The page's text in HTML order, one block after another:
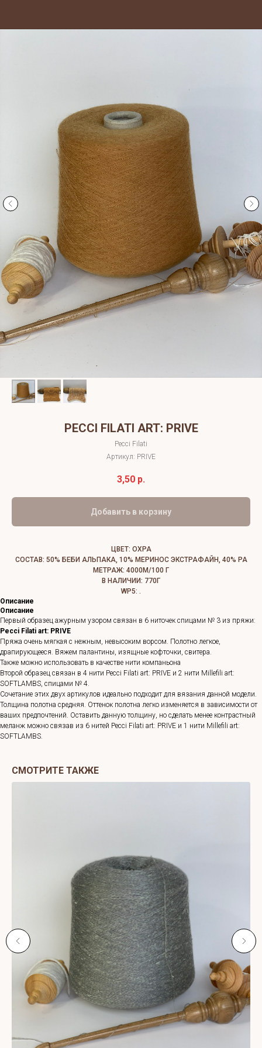
PECCI FILATI ART: PRIVE
Pecci Filati
Артикул: PRIVE
3,50 р.
Добавить в корзину
ЦВЕТ: ОХРА
СОСТАВ: 50% БЕБИ АЛЬПАКА, 10% МЕРИНОС ЭКСТРАФАЙН, 40% РА
МЕТРАЖ: 4000М/100 Г
В НАЛИЧИИ: 770Г
WP5: .
Описание
Описание
Первый образец ажурным узором связан в 6 ниточек спицами № 3 из пряжи:
Pecci Filati art: PRIVE
Пряжа очень мягкая с нежным, невысоким ворсом. Полотно легкое,
драпирующееся. Вяжем палантины, изящные кофточки, свитера.
Также можно использовать в качестве нити компаньона
Второй образец связан в 4 нити Pecci Filati art: PRIVE и 2 нити Millefili art:
SOFTLAMBS, спицами № 4.
Сочетание этих двух артикулов идеально подходит для вязания данной модели.
Толщина полотна средняя. Оттенок полотна легко изменяется в зависимости от
ваших предпочтений. Оставить данную толщину, но сделать менее контрастный
меланж можно связав из 6 нитей Pecci Filati art: PRIVE и 1 нити Millefili art:
SOFTLAMBS.
СМОТРИТЕ ТАКЖЕ